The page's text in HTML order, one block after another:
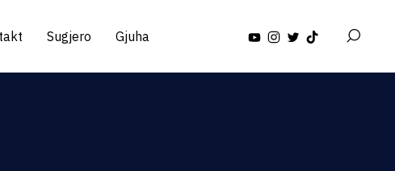
Sugjero Gjuha